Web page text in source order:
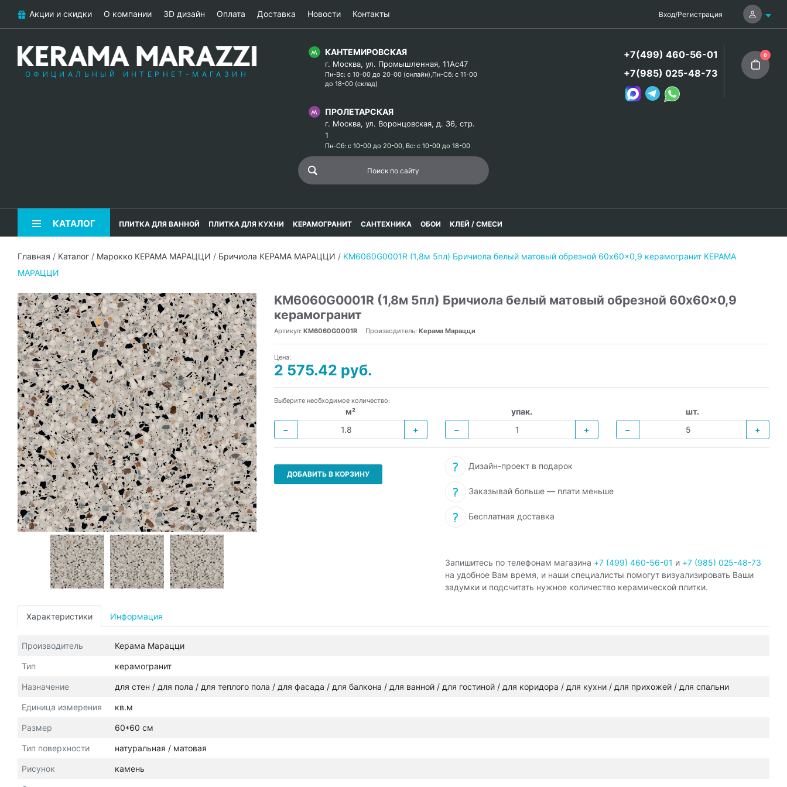
Акции и скидки О компании 3D дизайн Оплата Доставка Новости Контакты Вход/Регистрация
ОФИЦИАЛЬНЫЙ ИНТЕРНЕТ-МАГАЗИН
КАНТЕМИРОВСКАЯ
г. Москва, ул. Промышленная, 11Ас47
Пн-Вс: с 10-00 до 20-00 (онлайн),Пн-Сб: с 11-00
до 18-00 (склад)
ПРОЛЕТАРСКАЯ
г. Москва, ул. Воронцовская, д. 36, стр.
1
Пн-Сб: с 10-00 до 20-00, Вс: с 10-00 до 18-00
+7(499) 460-56-01
+7(985) 025-48-73
0
КАТАЛОГ ПЛИТКА ДЛЯ ВАННОЙ ПЛИТКА ДЛЯ КУХНИ КЕРАМОГРАНИТ САНТЕХНИКА ОБОИ КЛЕЙ / СМЕСИ
Главная / Каталог / Марокко КЕРАМА МАРАЦЦИ / Бричиола КЕРАМА МАРАЦЦИ / KM6060G0001R (1,8м 5пл) Бричиола белый матовый обрезной 60x60x0,9 керамогранит КЕРАМА
МАРАЦЦИ
KM6060G0001R (1,8м 5пл) Бричиола белый матовый обрезной 60x60x0,9
керамогранит
Артикул: KM6060G0001R Производитель: Керама Марацци
Цена:
2 575.42 руб.
Выберите необходимое количество:
м²
−
+
упак.
−
+
шт.
−
+
ДОБАВИТЬ В КОРЗИНУ
Дизайн-проект в подарок
Заказывай больше — плати меньше
Бесплатная доставка
Запишитесь по телефонам магазина +7 (499) 460-56-01 и +7 (985) 025-48-73
на удобное Вам время, и наши специалисты помогут визуализировать Ваши
задумки и подсчитать нужное количество керамической плитки.
Характеристики Информация
Производитель Керама Марацци
Тип керамогранит
Назначение для стен / для пола / для теплого пола / для фасада / для балкона / для ванной / для гостиной / для коридора / для кухни / для прихожей / для спальни
Единица измерения кв.м
Размер 60*60 см
Тип поверхности натуральная / матовая
Рисунок камень